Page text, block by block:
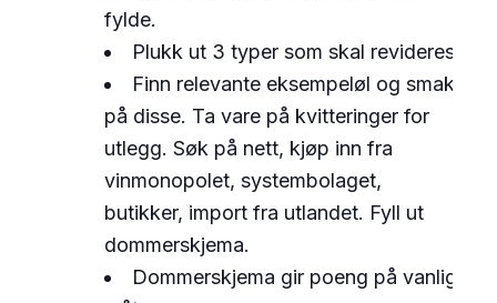
fylde.
Plukk ut 3 typer som skal revideres
Finn relevante eksempeløl og smak
på disse. Ta vare på kvitteringer for
utlegg. Søk på nett, kjøp inn fra
vinmonopolet, systembolaget,
butikker, import fra utlandet. Fyll ut
dommerskjema.
Dommerskjema gir poeng på vanlig